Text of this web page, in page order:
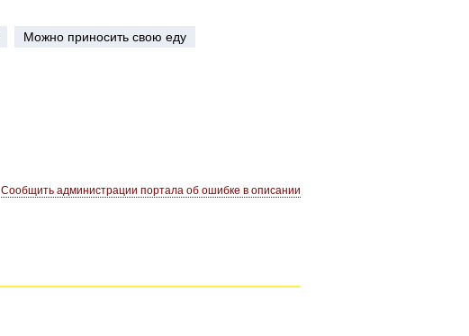
Можно приносить свою еду
Сообщить администрации портала об ошибке в описании